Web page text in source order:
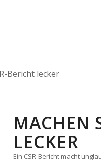
Bericht lecker
MACHEN
LECKER
Ein CSR-Bericht macht